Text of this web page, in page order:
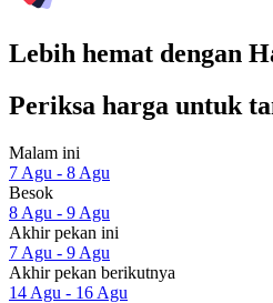
Lebih hemat dengan
Periksa harga untuk
Malam ini
7 Agu - 8 Agu
Besok
8 Agu - 9 Agu
Akhir pekan ini
7 Agu - 9 Agu
Akhir pekan berikutnya
14 Agu - 16 Agu